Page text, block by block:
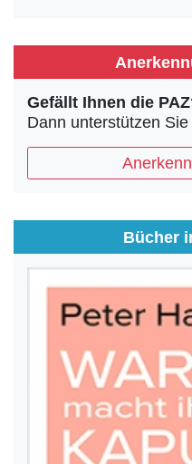
Gefällt Ihnen die
Dann unterstützen
Bücher